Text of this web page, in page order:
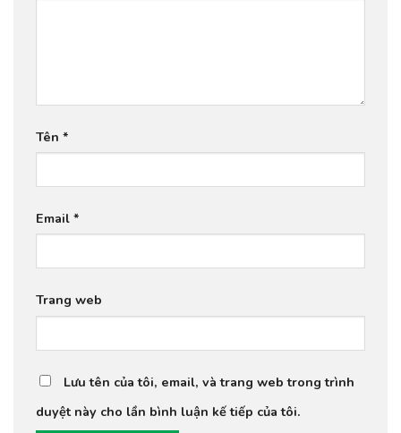
Tên *
Email *
Trang web
Lưu tên của tôi, email, và trang web trong trình
duyệt này cho lần bình luận kế tiếp của tôi.